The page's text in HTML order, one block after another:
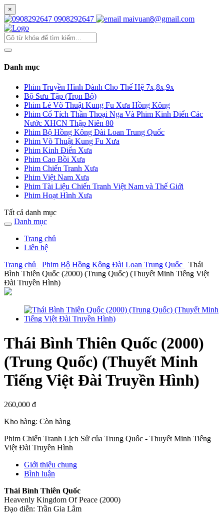
×
0908292647 maivuan8@gmail.com
Danh mục
Phim Truyền Hình Dành Cho Thế Hệ 7x,8x,9x
Bộ Sưu Tập (Trọn Bộ)
Phim Lẻ Võ Thuật Kung Fu Xưa Hồng Kông
Phim Cổ Tích Thần Thoại Nga Và Phim Kinh Điển Các
Nước XHCN Thập Niên 80
Phim Bộ Hồng Kông Đài Loan Trung Quốc
Phim Võ Thuật Kung Fu Xưa
Phim Kinh Điển Xưa
Phim Cao Bồi Xưa
Phim Chiến Tranh Xưa
Phim Việt Nam Xưa
Phim Tài Liệu Chiến Tranh Việt Nam và Thế Giới
Phim Hoạt Hình Xưa
Tất cả danh mục
Danh mục
Trang chủ
Liên hệ
Trang chủ
Phim Bộ Hồng Kông Đài Loan Trung Quốc
Thái
Bình Thiên Quốc (2000) (Trung Quốc) (Thuyết Minh Tiếng Việt
Đài Truyền Hình)
Thái Bình Thiên Quốc (2000)
(Trung Quốc) (Thuyết Minh
Tiếng Việt Đài Truyền Hình)
260,000 đ
Kho hàng: Còn hàng
Phim Chiến Tranh Lịch Sử của Trung Quốc - Thuyết Minh Tiếng
Việt Đài Truyền Hình
Giới thiệu chung
Bình luận
Thái Bình Thiên Quốc
Heavenly Kingdom Of Peace (2000)
Đạo diễn: Trần Gia Lâm